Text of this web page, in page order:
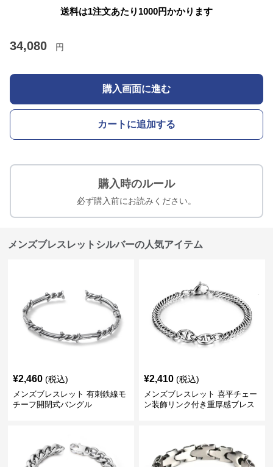
送料は1注文あたり 1000円かかります
34,080 円
購入画面に進む
カートに追加する
購入時のルール
必ず購入前にお読みください。
メンズブレスレットシルバーの人気アイテム
¥2,460 (税込)
メンズブレスレット 有刺鉄線モ
チーフ開閉式バングル
¥2,410 (税込)
メンズブレスレット 喜平チェー
ン装飾リンク付き重厚感ブレス